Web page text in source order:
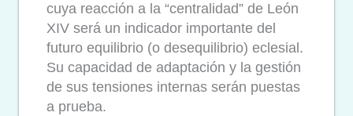
cuya reacción a la “centralidad” de León
XIV será un indicador importante del
futuro equilibrio (o desequilibrio) eclesial.
Su capacidad de adaptación y la gestión
de sus tensiones internas serán puestas
a prueba.